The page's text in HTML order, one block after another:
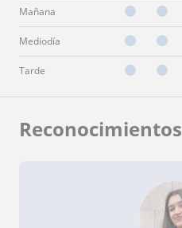
Mañana
Mediodía
Tarde
Reconocimientos